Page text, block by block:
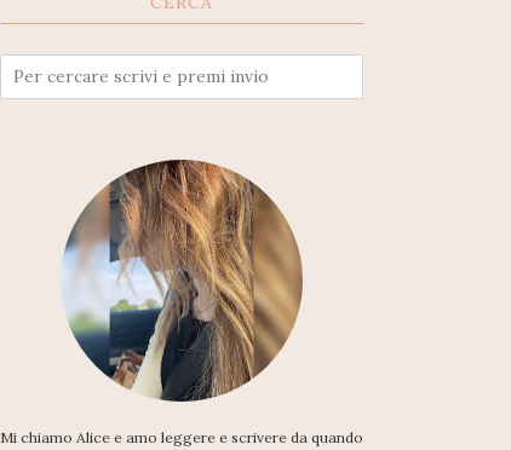
Mi chiamo Alice e amo leggere e scrivere da quando